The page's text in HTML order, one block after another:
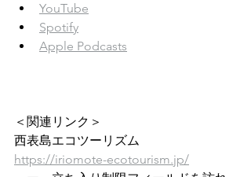
YouTube
Spotify
Apple Podcasts
＜関連リンク＞
西表島エコツーリズム
https://iriomote-ecotourism.jp/